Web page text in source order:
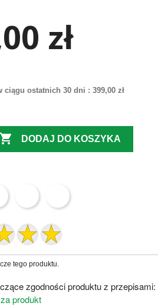
zł
ciągu ostatnich 30 dni : 399,00 zł
 DODAJ DO KOSZYKA
tego produktu.
zgodności produktu z przepisami:
produkt